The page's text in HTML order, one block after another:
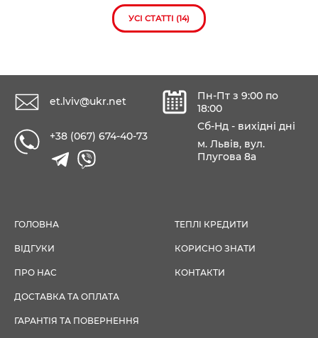
УСІ СТАТТІ (14)
et.lviv@ukr.net
+38 (067) 674-40-73
Пн-Пт з 9:00 по
18:00
Сб-Нд - вихідні дні
м. Львів, вул.
Плугова 8а
ГОЛОВНА
ВІДГУКИ
ПРО НАС
ДОСТАВКА ТА ОПЛАТА
ГАРАНТІЯ ТА ПОВЕРНЕННЯ
ТЕПЛІ КРЕДИТИ
КОРИСНО ЗНАТИ
КОНТАКТИ